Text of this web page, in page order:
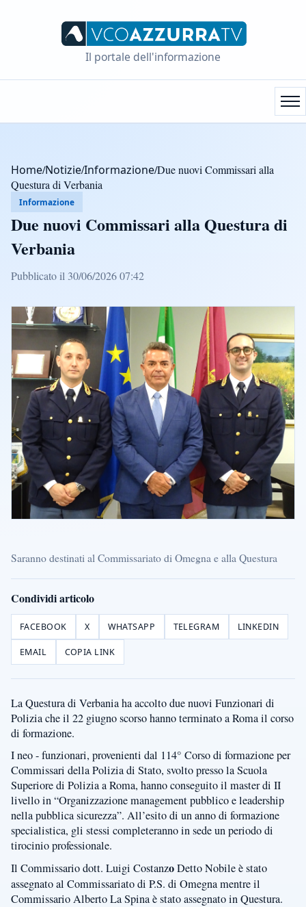
Il portale dell'informazione
Home/Notizie/Informazione/Due nuovi Commissari alla
Questura di Verbania
Informazione
Due nuovi Commissari alla Questura di
Verbania
Pubblicato il 30/06/2026 07:42
Saranno destinati al Commissariato di Omegna e alla Questura
Condividi articolo
FACEBOOK X WHATSAPP TELEGRAM LINKEDIN
EMAIL COPIA LINK
La Questura di Verbania ha accolto due nuovi Funzionari di
Polizia che il 22 giugno scorso hanno terminato a Roma il corso
di formazione.
I neo - funzionari, provenienti dal 114° Corso di formazione per
Commissari della Polizia di Stato, svolto presso la Scuola
Superiore di Polizia a Roma, hanno conseguito il master di II
livello in “Organizzazione management pubblico e leadership
nella pubblica sicurezza”. All’esito di un anno di formazione
specialistica, gli stessi completeranno in sede un periodo di
tirocinio professionale.
Il Commissario dott. Luigi CostanzoDetto Nobile è stato
assegnato al Commissariato di P.S. di Omegna mentre il
Commissario Alberto La Spina è stato assegnato in Questura.